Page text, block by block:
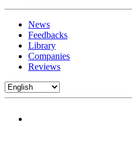
News
Feedbacks
Library
Companies
Reviews